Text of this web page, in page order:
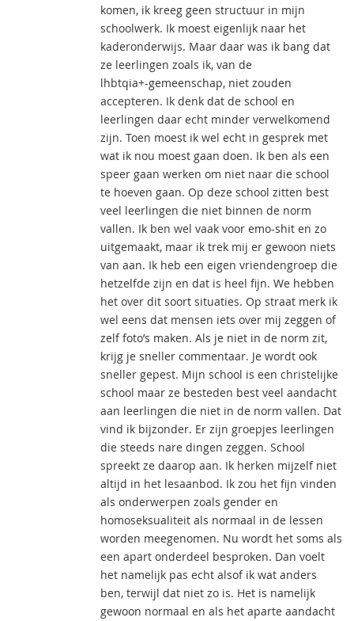
komen, ik kreeg geen structuur in mijn
schoolwerk. Ik moest eigenlijk naar het
kaderonderwijs. Maar daar was ik bang dat
ze leerlingen zoals ik, van de
lhbtqia+-gemeenschap, niet zouden
accepteren. Ik denk dat de school en
leerlingen daar echt minder verwelkomend
zijn. Toen moest ik wel echt in gesprek met
wat ik nou moest gaan doen. Ik ben als een
speer gaan werken om niet naar die school
te hoeven gaan. Op deze school zitten best
veel leerlingen die niet binnen de norm
vallen. Ik ben wel vaak voor emo-shit en zo
uitgemaakt, maar ik trek mij er gewoon niets
van aan. Ik heb een eigen vriendengroep die
hetzelfde zijn en dat is heel fijn. We hebben
het over dit soort situaties. Op straat merk ik
wel eens dat mensen iets over mij zeggen of
zelf foto’s maken. Als je niet in de norm zit,
krijg je sneller commentaar. Je wordt ook
sneller gepest. Mijn school is een christelijke
school maar ze besteden best veel aandacht
aan leerlingen die niet in de norm vallen. Dat
vind ik bijzonder. Er zijn groepjes leerlingen
die steeds nare dingen zeggen. School
spreekt ze daarop aan. Ik herken mijzelf niet
altijd in het lesaanbod. Ik zou het fijn vinden
als onderwerpen zoals gender en
homoseksualiteit als normaal in de lessen
worden meegenomen. Nu wordt het soms als
een apart onderdeel besproken. Dan voelt
het namelijk pas echt alsof ik wat anders
ben, terwijl dat niet zo is. Het is namelijk
gewoon normaal en als het aparte aandacht